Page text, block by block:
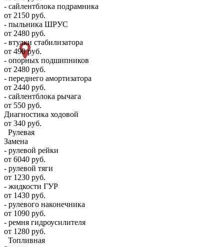
- сайлентблока подрамника
от 2150 руб.
- пыльника ШРУС
от 2480 руб.
- втулки стабилизатора
от 490 руб.
- опорных подшипников
от 2480 руб.
- переднего амортизатора
от 2440 руб.
- сайлентблока рычага
от 550 руб.
Диагностика ходовой
от 340 руб.
Рулевая
Замена
- рулевой рейки
от 6040 руб.
- рулевой тяги
от 1230 руб.
- жидкости ГУР
от 1430 руб.
- рулевого наконечника
от 1090 руб.
- ремня гидроусилителя
от 1280 руб.
Топливная